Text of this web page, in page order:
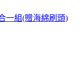
一組(贈海綿刷頭)